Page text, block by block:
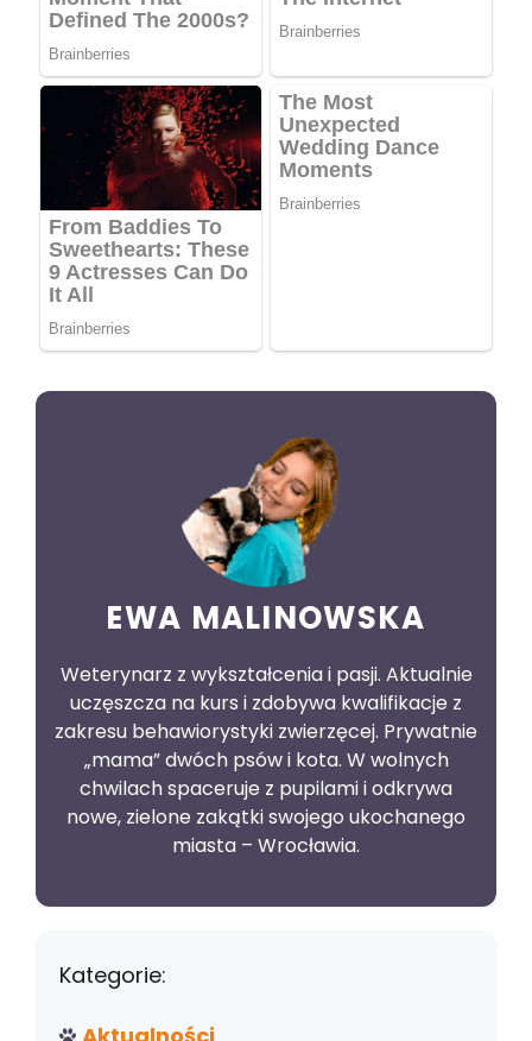
EWA MALINOWSKA
Weterynarz z wykształcenia i pasji. Aktualnie
uczęszcza na kurs i zdobywa kwalifikacje z
zakresu behawiorystyki zwierzęcej. Prywatnie
„mama” dwóch psów i kota. W wolnych
chwilach spaceruje z pupilami i odkrywa
nowe, zielone zakątki swojego ukochanego
miasta – Wrocławia.
Kategorie: